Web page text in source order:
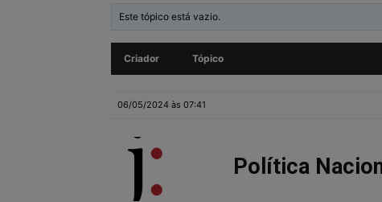
Este tópico está vazio.
Criador Tópico
06/05/2024 às 07:41
Política